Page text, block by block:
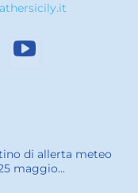
di allerta meteo
maggio...